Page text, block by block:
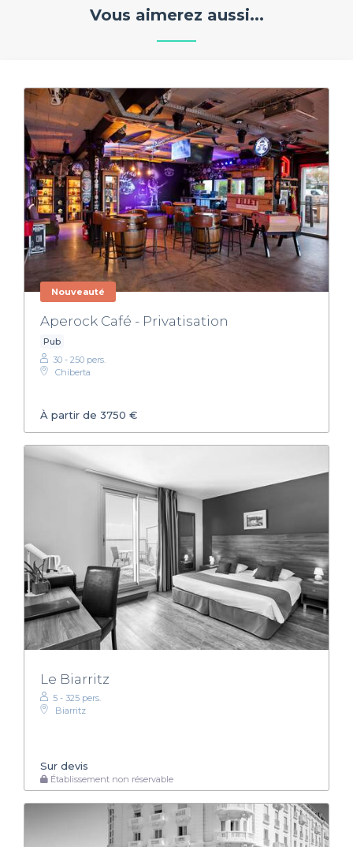
Vous aimerez aussi...
Nouveauté
Aperock Café - Privatisation
Pub
30 - 250 pers.
Chiberta
À partir de 3750 €
Le Biarritz
5 - 325 pers.
Biarritz
Sur devis
Établissement non réservable